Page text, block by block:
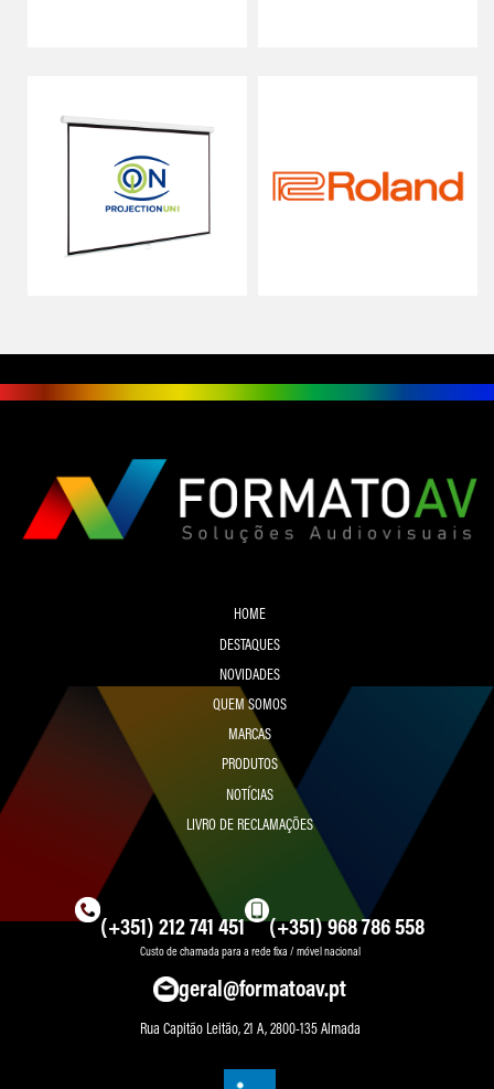
HOME
QUEM SOMOS
MARCAS
PRODUTOS
NOTÍCIAS
LIVRO DE RECLAMAÇÕES
(+351) 212 741 451 (+351) 968 786 558
Custo de chamada para a rede fixa / móvel nacional
geral@formatoav.pt
Rua Capitão Leitão, 21 A, 2800-135 Almada